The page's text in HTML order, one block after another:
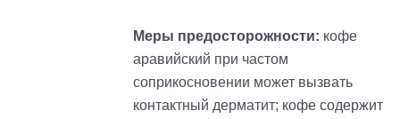
Меры предосторожности: кофе
аравийский при частом
соприкосновении может вызвать
контактный дерматит; кофе содержит